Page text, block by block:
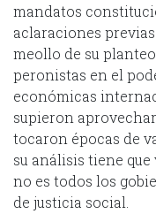
mandatos
aclaraciones
meollo de su
peronistas en el
económicas
supieron
tocaron épocas de
su análisis tiene
no es todos los
de justicia social.